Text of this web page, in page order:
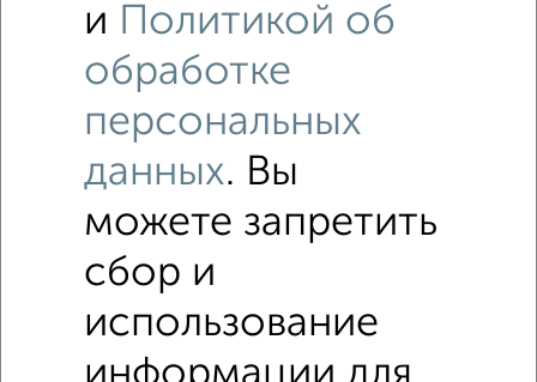
Рядом, с меньшей ценой
Недалеко от проспект Ленина с ценой ниже
Поиск по схожим параметрам:
и Политикой об
обработке
персональных
данных. Вы
можете запретить
сбор и
использование